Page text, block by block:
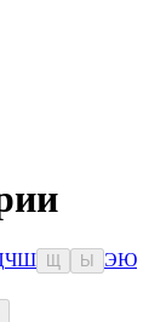
ЧШ Ы ЭЮ